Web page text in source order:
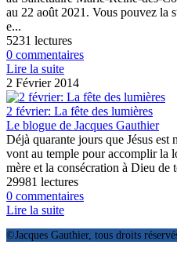
au 22 août 2021. Vous pouvez la
e...
5231 lectures
0 commentaires
Lire la suite
2 Février 2014
2 février: La fête des lumières
Le blogue de Jacques Gauthier
Déjà quarante jours que Jésus
vont au temple pour accomplir la
mère et la consécration à Dieu de
29981 lectures
0 commentaires
Lire la suite
©Jacques Gauthier, tous droits